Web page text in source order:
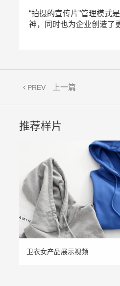
“拍摄的宣传片”管理模式
神，同时也为企业创造了
PREV 上一篇
推荐样片
卫衣女产品展示视频
卫衣女产品展示视频